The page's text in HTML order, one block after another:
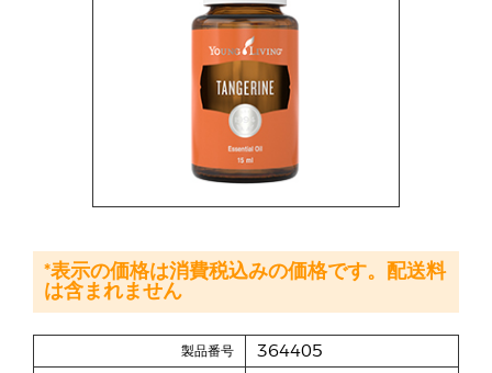
製品番号 364405
*表示の価格は消費税込みの価格です。配送料
は含まれません